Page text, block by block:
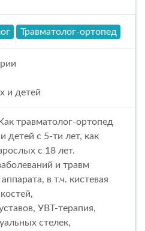
Травматолог-ортопед
и детей
травматолог-ортопед
детей с 5-ти лет, как
с 18 лет.
и травм
в т.ч. кистевая
УВТ-терапия,
стелек,